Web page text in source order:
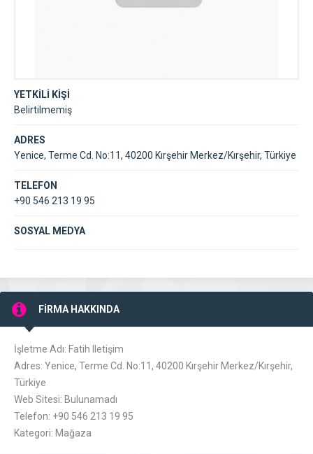
YETKİLİ KİŞİ
Belirtilmemiş
ADRES
Yenice, Terme Cd. No:11, 40200 Kırşehir Merkez/Kırşehir, Türkiye
TELEFON
+90 546 213 19 95
SOSYAL MEDYA
FİRMA HAKKINDA
İşletme Adı: Fatih Iletişim
Adres: Yenice, Terme Cd. No:11, 40200 Kırşehir Merkez/Kırşehir,
Türkiye
Web Sitesi: Bulunamadı
Telefon: +90 546 213 19 95
Kategori: Mağaza